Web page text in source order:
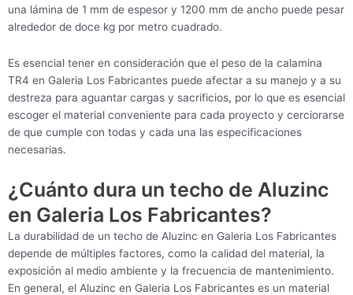
una lámina de 1 mm de espesor y 1200 mm de ancho puede pesar
alrededor de doce kg por metro cuadrado.
Es esencial tener en consideración que el peso de la calamina
TR4 en Galeria Los Fabricantes puede afectar a su manejo y a su
destreza para aguantar cargas y sacrificios, por lo que es esencial
escoger el material conveniente para cada proyecto y cerciorarse
de que cumple con todas y cada una las especificaciones
necesarias.
¿Cuánto dura un techo de Aluzinc
en Galeria Los Fabricantes?
La durabilidad de un techo de Aluzinc en Galeria Los Fabricantes
depende de múltiples factores, como la calidad del material, la
exposición al medio ambiente y la frecuencia de mantenimiento.
En general, el Aluzinc en Galeria Los Fabricantes es un material